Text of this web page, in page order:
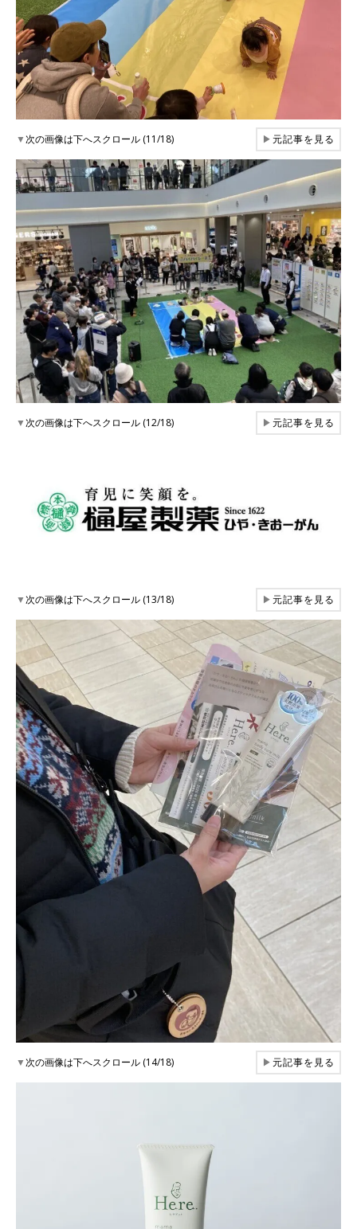
▼次の画像は下へスクロール (11/18) ▶元記事を見る
▼次の画像は下へスクロール (12/18) ▶元記事を見る
▼次の画像は下へスクロール (13/18) ▶元記事を見る
▼次の画像は下へスクロール (14/18) ▶元記事を見る